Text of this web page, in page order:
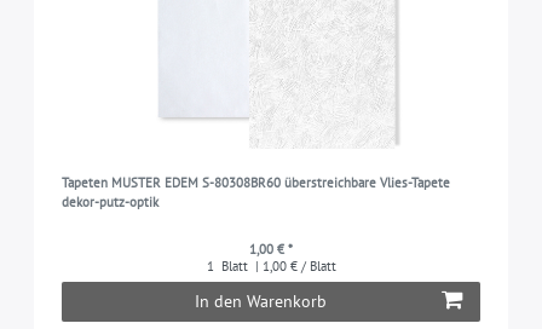
Tapeten MUSTER EDEM S-80308BR60 überstreichbare Vlies-Tapete
dekor-putz-optik
1,00 € *
1 Blatt | 1,00 € / Blatt
In den Warenkorb